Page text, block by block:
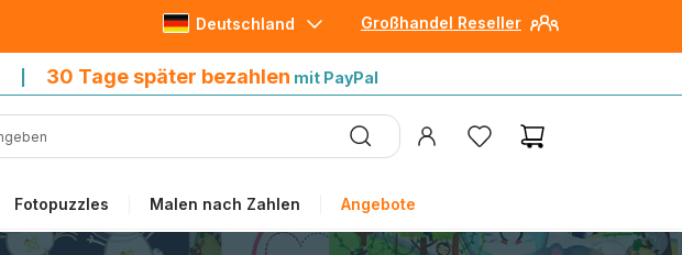
Großhandel Reseller
Deutschland
30 Tage später bezahlen mit PayPal
Fotopuzzles Malen nach Zahlen Angebote